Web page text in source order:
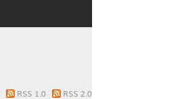
RSS 1.0 RSS 2.0